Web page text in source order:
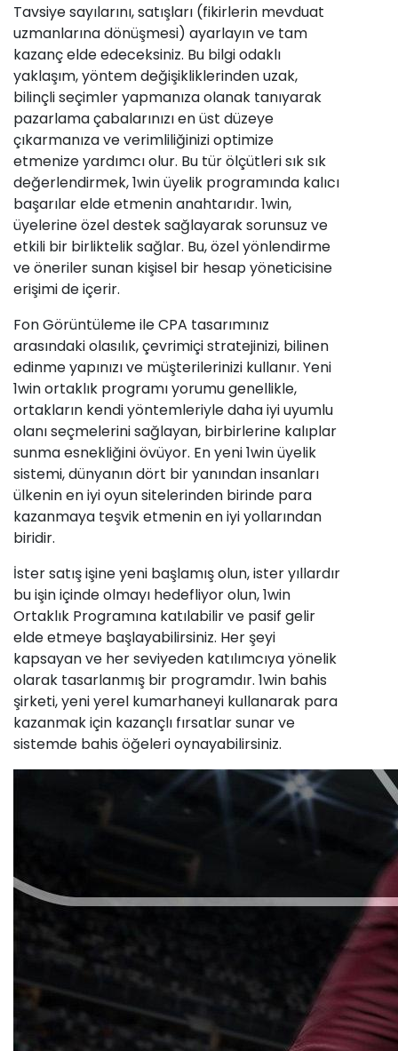
Tavsiye sayılarını, satışları (fikirlerin mevduat
uzmanlarına dönüşmesi) ayarlayın ve tam
kazanç elde edeceksiniz. Bu bilgi odaklı
yaklaşım, yöntem değişikliklerinden uzak,
bilinçli seçimler yapmanıza olanak tanıyarak
pazarlama çabalarınızı en üst düzeye
çıkarmanıza ve verimliliğinizi optimize
etmenize yardımcı olur. Bu tür ölçütleri sık sık
değerlendirmek, 1win üyelik programında kalıcı
başarılar elde etmenin anahtarıdır. 1win,
üyelerine özel destek sağlayarak sorunsuz ve
etkili bir birliktelik sağlar. Bu, özel yönlendirme
ve öneriler sunan kişisel bir hesap yöneticisine
erişimi de içerir.
Fon Görüntüleme ile CPA tasarımınız
arasındaki olasılık, çevrimiçi stratejinizi, bilinen
edinme yapınızı ve müşterilerinizi kullanır. Yeni
1win ortaklık programı yorumu genellikle,
ortakların kendi yöntemleriyle daha iyi uyumlu
olanı seçmelerini sağlayan, birbirlerine kalıplar
sunma esnekliğini övüyor. En yeni 1win üyelik
sistemi, dünyanın dört bir yanından insanları
ülkenin en iyi oyun sitelerinden birinde para
kazanmaya teşvik etmenin en iyi yollarından
biridir.
İster satış işine yeni başlamış olun, ister yıllardır
bu işin içinde olmayı hedefliyor olun, 1win
Ortaklık Programına katılabilir ve pasif gelir
elde etmeye başlayabilirsiniz. Her şeyi
kapsayan ve her seviyeden katılımcıya yönelik
olarak tasarlanmış bir programdır. 1win bahis
şirketi, yeni yerel kumarhaneyi kullanarak para
kazanmak için kazançlı fırsatlar sunar ve
sistemde bahis öğeleri oynayabilirsiniz.